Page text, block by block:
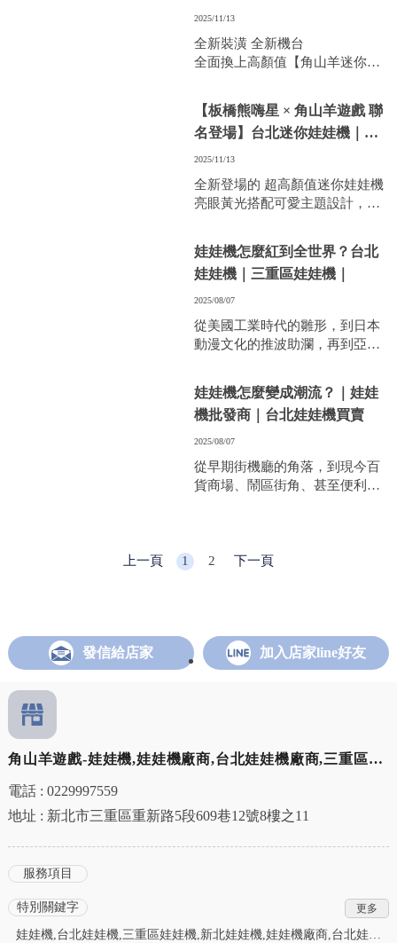
2025/11/13
全新裝潢 全新機台
全面換上高顏值【角山羊迷你
再升級！
【板橋熊嗨星 × 角山羊遊戲 聯
名登場】台北迷你娃娃機｜三
重區迷你娃娃機｜
2025/11/13
全新登場的 超高顏值迷你娃娃機
亮眼黃光搭配可愛主題設計，現
娃娃機怎麼紅到全世界？台北
娃娃機｜三重區娃娃機｜
2025/08/07
從美國工業時代的雛形，到日本
動漫文化的推波助瀾，再到亞洲
與在地化。
娃娃機怎麼變成潮流？｜娃娃
機批發商｜台北娃娃機買賣
2025/08/07
從早期街機廳的角落，到現今百
貨商場、鬧區街角、甚至便利商
環」。但它是怎麼一步步變潮
上一頁 1 2 下一頁
發信給店家 加入店家line好友
角山羊遊戲-娃娃機,娃娃機廠商,台北娃娃機廠商,三重區娃
娃機廠商
電話 : 0229997559
地址 : 新北市三重區重新路5段609巷12號8樓之11
服務項目
特別關鍵字
娃娃機,台北娃娃機,三重區娃娃機,新北娃娃機,娃娃機廠商,台北娃娃